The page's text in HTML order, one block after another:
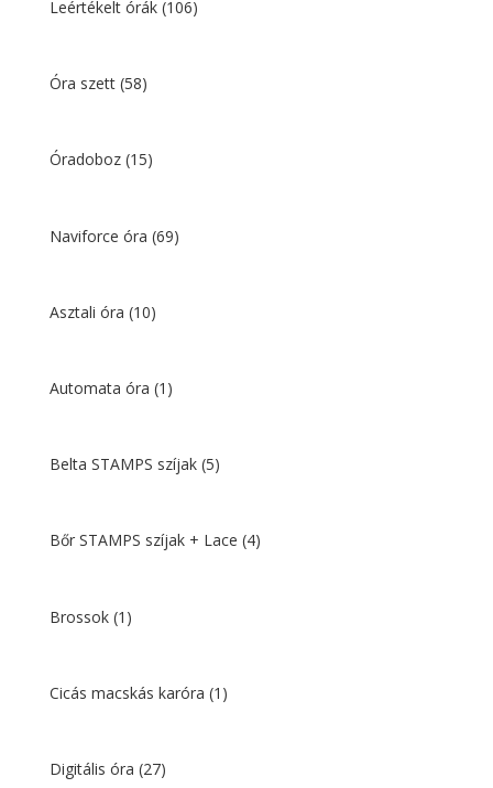
Leértékelt órák (106)
Óra szett (58)
Óradoboz (15)
Naviforce óra (69)
Asztali óra (10)
Automata óra (1)
Belta STAMPS szíjak (5)
Bőr STAMPS szíjak + Lace (4)
Brossok (1)
Cicás macskás karóra (1)
Digitális óra (27)